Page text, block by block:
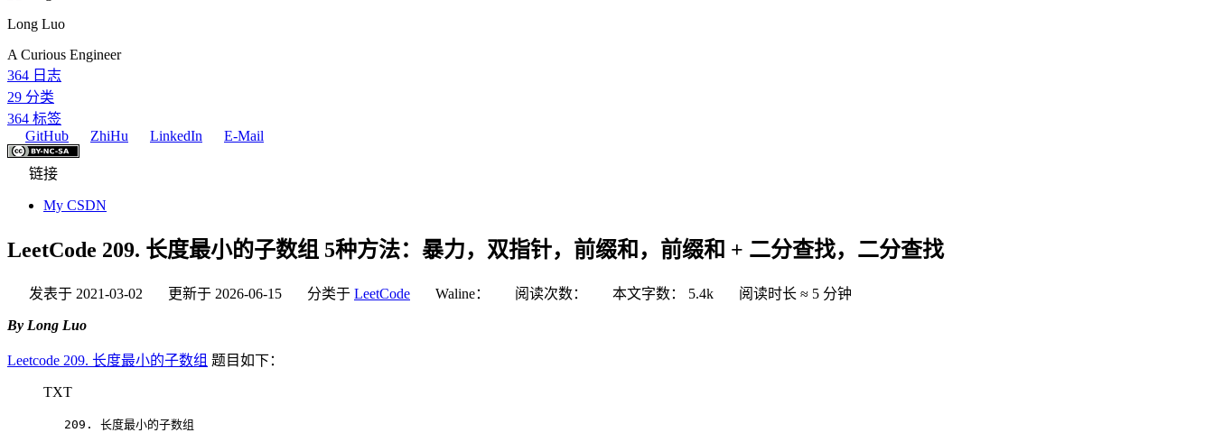
Long Luo
A Curious Engineer
364 日志
29 分类
364 标签
GitHub
ZhiHu LinkedIn E-Mail
链接
My CSDN
LeetCode 209. 长度最小的子数组 5种方法：暴力，双指针，前缀和，前缀和 + 二分查找，二分查找
发表于 2021-03-02 更新于 2026-06-15 分类于 LeetCode Waline： 阅读次数： 本文字数： 5.4k 阅读时长 ≈ 5 分钟
By Long Luo
Leetcode 209. 长度最小的子数组 题目如下：
TXT
209. 长度最小的子数组